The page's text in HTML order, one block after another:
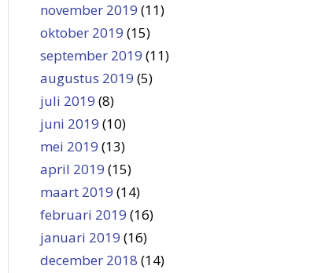
november 2019 (11)
oktober 2019 (15)
september 2019 (11)
augustus 2019 (5)
juli 2019 (8)
juni 2019 (10)
mei 2019 (13)
april 2019 (15)
maart 2019 (14)
februari 2019 (16)
januari 2019 (16)
december 2018 (14)